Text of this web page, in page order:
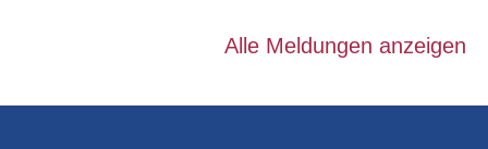
Alle Meldungen anzeigen